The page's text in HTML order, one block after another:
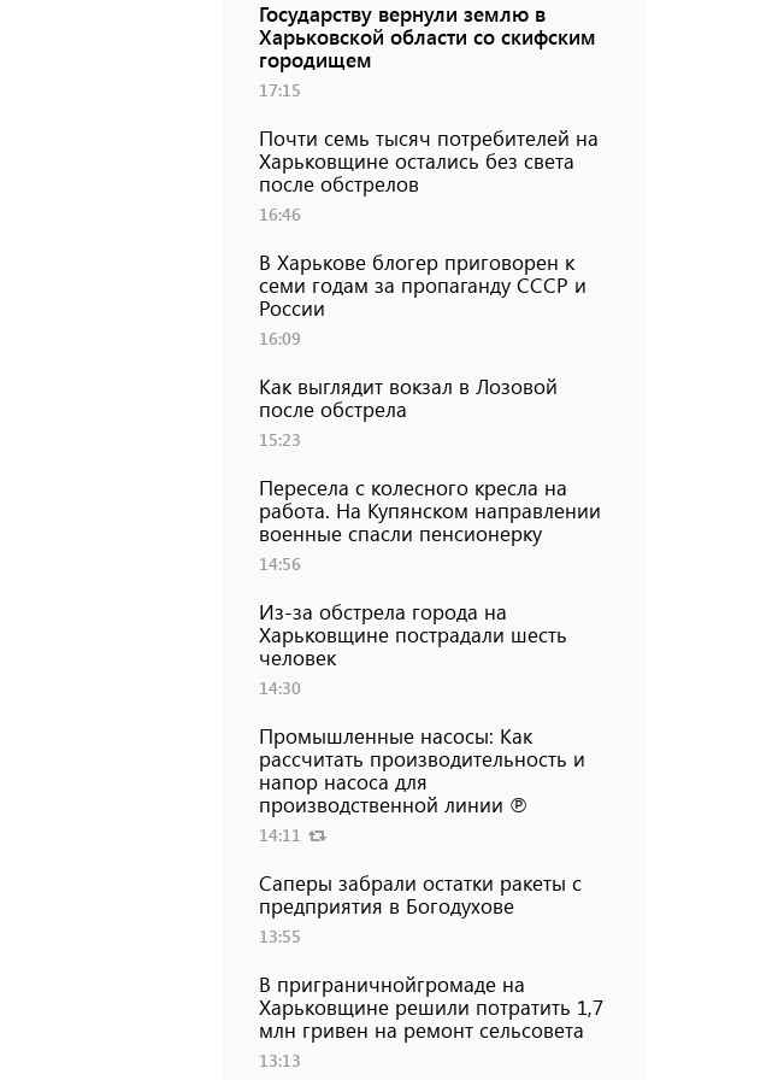
Государству вернули землю в
Харьковской области со скифским
городищем
17:15
Почти семь тысяч потребителей на
Харьковщине остались без света
после обстрелов
16:46
В Харькове блогер приговорен к
семи годам за пропаганду СССР и
России
16:09
Как выглядит вокзал в Лозовой
после обстрела
15:23
Пересела с колесного кресла на
работа. На Купянском направлении
военные спасли пенсионерку
14:56
Из-за обстрела города на
Харьковщине пострадали шесть
человек
14:30
Промышленные насосы: Как
рассчитать производительность и
напор насоса для
производственной линии ℗
14:11
Саперы забрали остатки ракеты с
предприятия в Богодухове
13:55
В приграничнойгромаде на
Харьковщине решили потратить 1,7
млн ​​гривен на ремонт сельсовета
13:13